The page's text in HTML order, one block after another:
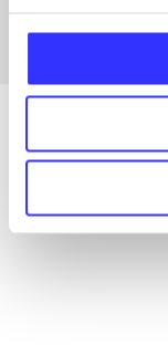
Alle registrerede